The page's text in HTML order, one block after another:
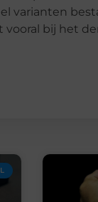
varianten
bij het